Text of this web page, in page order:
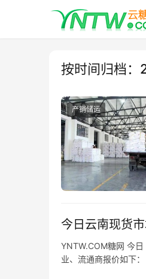
按时间归档
产销储运
今日云南现货
YNTW.COM糖网 今
业、流通商报价如下